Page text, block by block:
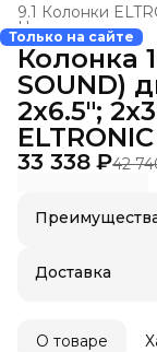
9.1 Колонки
Новая
Главная ›
Только на сайте
Колонка
SOUND)
2х6.5";
33 338 ₽42
Оплата
Удобный
Доставка
О товаре